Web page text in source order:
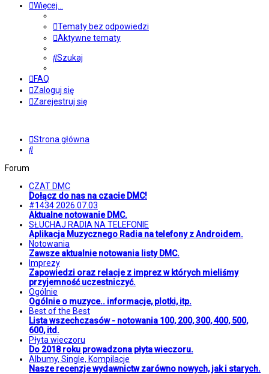
Więcej…
Tematy bez odpowiedzi
Aktywne tematy
Szukaj
FAQ
Zaloguj się
Zarejestruj się
Strona główna
Szukaj
Forum
CZAT DMC
Dołącz do nas na czacie DMC!
#1434 2026.07.03
Aktualne notowanie DMC.
SŁUCHAJ RADIA NA TELEFONIE
Aplikacja Muzycznego Radia na telefony z Androidem.
Notowania
Zawsze aktualnie notowania listy DMC.
Imprezy
Zapowiedzi oraz relacje z imprez w których mieliśmy
przyjemność uczestniczyć.
Ogólnie
Ogólnie o muzyce.. informacje, plotki, itp.
Best of the Best
Lista wszechczasów - notowania 100, 200, 300, 400, 500,
600, itd.
Płyta wieczoru
Do 2018 roku prowadzona płyta wieczoru.
Albumy, Single, Kompilacje
Nasze recenzje wydawnictw zarówno nowych, jak i starych.